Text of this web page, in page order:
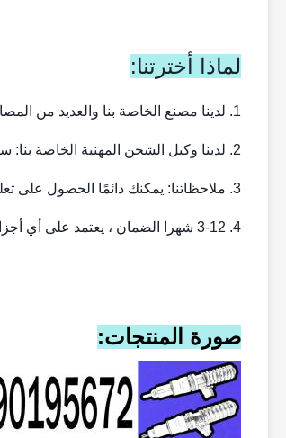
لماذا أخترتنا:
1. لدينا مصنع الخاصة بنا والعديد من المصانع الشريكة: المصنع مباشرة وجودة OEM.
2. لدينا وكيل الشحن المهنية الخاصة بنا: سرعة التسليم ، وخدمة جيدة.
3. ملاحظاتنا: يمكنك دائمًا الحصول على تعليقاتنا في غضون 24 ساعة.
4. 3-12 شهرا الضمان ، يعتمد على أي أجزاء.
صورة المنتجات: